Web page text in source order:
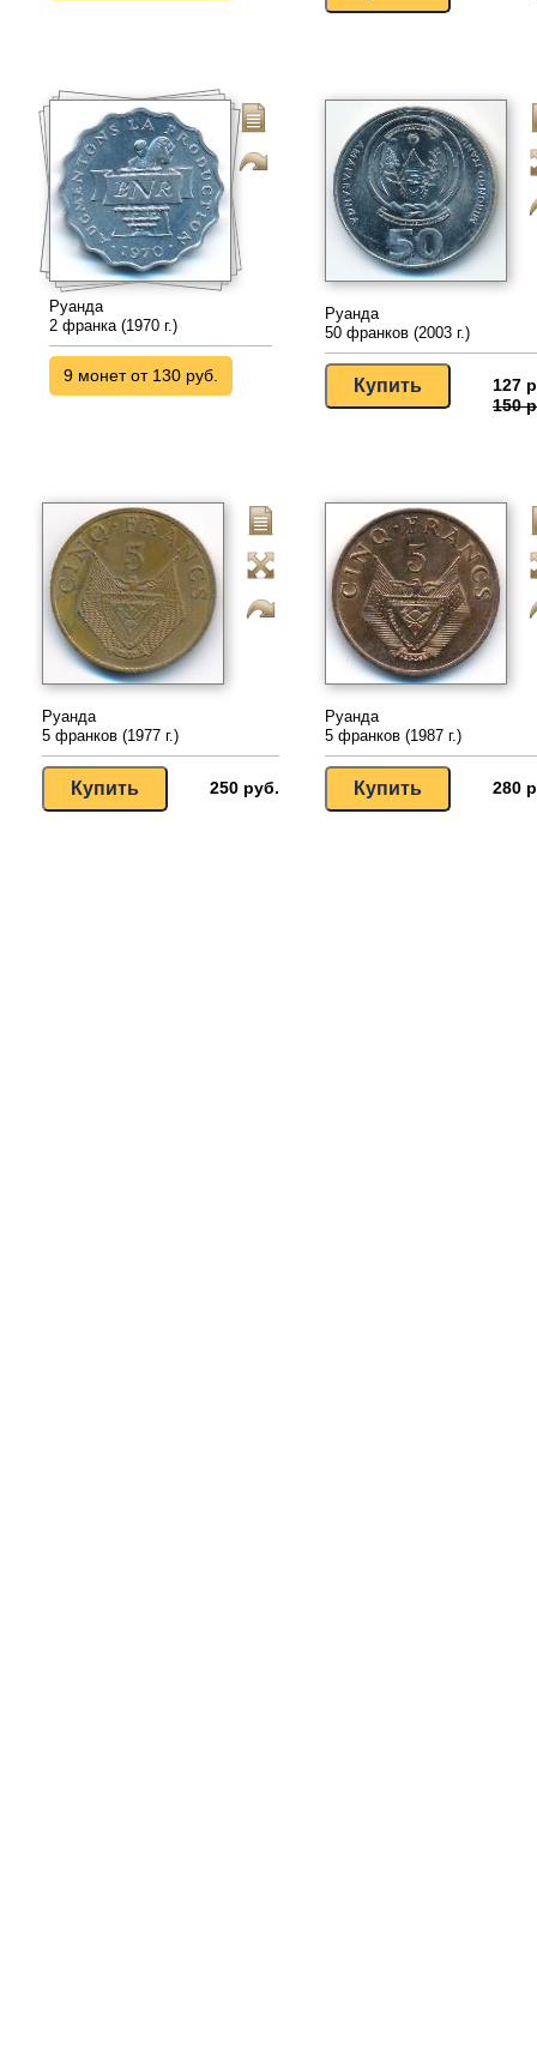
Руанда
2 франка (1970 г.)
9 монет от 130 руб.
Руанда
50 франков (2003 г.)
127
150
Руанда
5 франков (1977 г.)
250 руб.
Руанда
5 франков (1987 г.)
280